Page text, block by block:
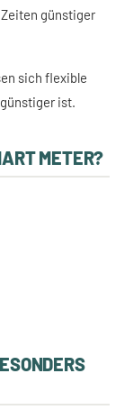
günstiger
sich flexible
ist.
METER?